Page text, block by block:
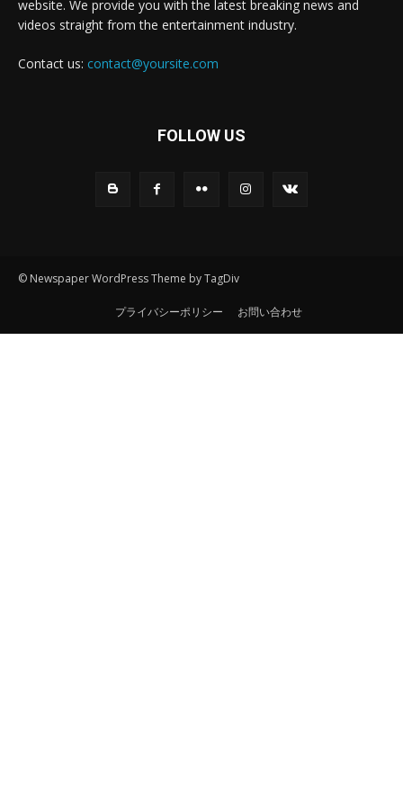
website. We provide you with the latest breaking news and
videos straight from the entertainment industry.
Contact us: contact@yoursite.com
FOLLOW US
© Newspaper WordPress Theme by TagDiv
プライバシーポリシー お問い合わせ